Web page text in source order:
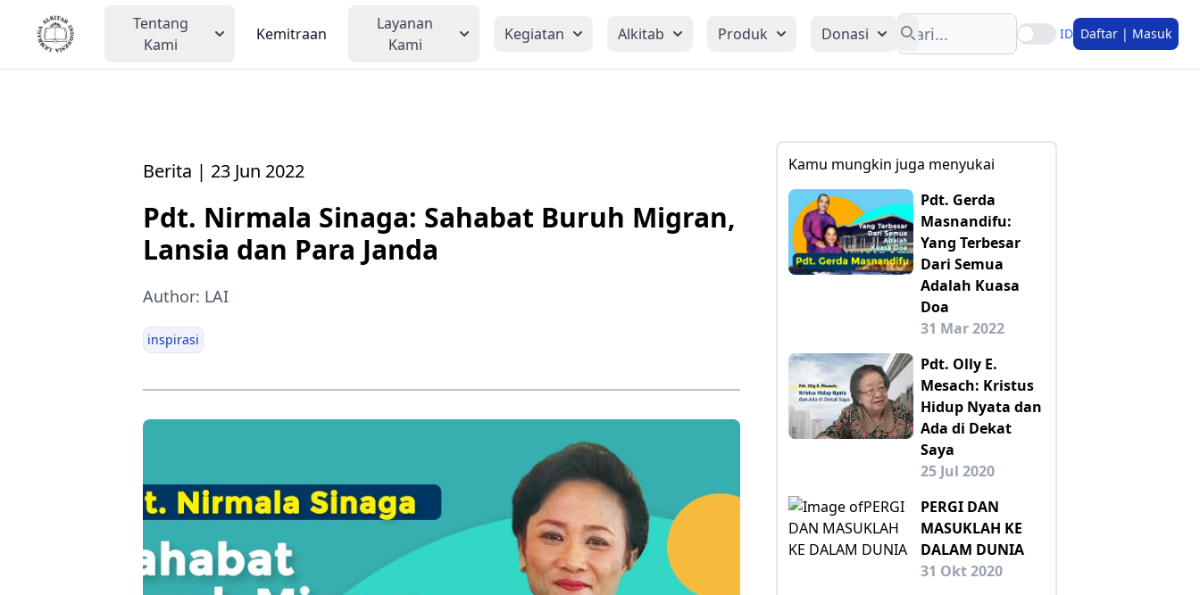
Tentang
Kami
Kemitraan
Layanan
Kami
Kegiatan Alkitab Produk Donasi
Search
ID Daftar | Masuk
Berita | 23 Jun 2022
Pdt. Nirmala Sinaga: Sahabat Buruh Migran,
Lansia dan Para Janda
Author: LAI
inspirasi
Kamu mungkin juga menyukai
Pdt. Gerda
Masnandifu:
Yang Terbesar
Dari Semua
Adalah Kuasa
Doa
31 Mar 2022
Pdt. Olly E.
Mesach: Kristus
Hidup Nyata dan
Ada di Dekat
Saya
25 Jul 2020
PERGI DAN
MASUKLAH KE
DALAM DUNIA
31 Okt 2020